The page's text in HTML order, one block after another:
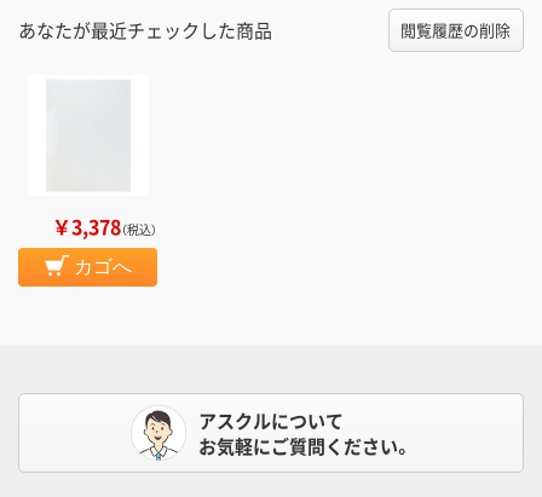
あなたが最近チェックした商品 閲覧履歴の削除
￥3,378（税込）
カゴへ
アスクルについて
お気軽にご質問ください。